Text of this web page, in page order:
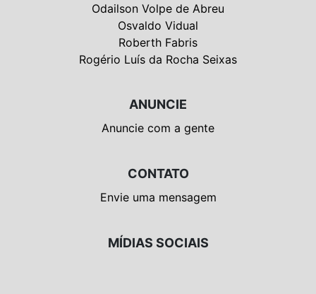
Odailson Volpe de Abreu
Osvaldo Vidual
Roberth Fabris
Rogério Luís da Rocha Seixas
ANUNCIE
Anuncie com a gente
CONTATO
Envie uma mensagem
MÍDIAS SOCIAIS